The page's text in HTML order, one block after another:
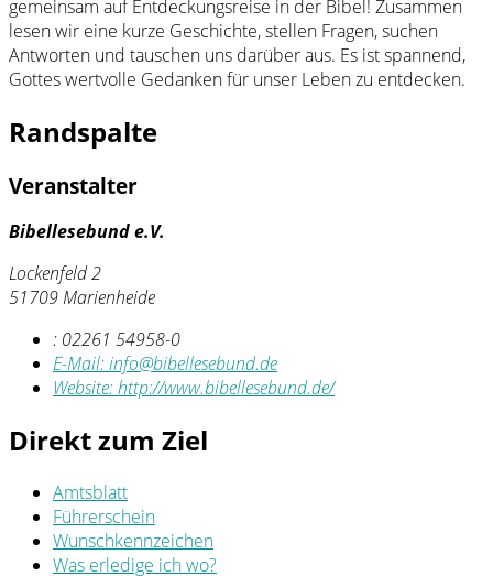
gemeinsam auf Entdeckungsreise in der Bibel! Zusammen
lesen wir eine kurze Geschichte, stellen Fragen, suchen
Antworten und tauschen uns darüber aus. Es ist spannend,
Gottes wertvolle Gedanken für unser Leben zu entdecken.
Randspalte
Veranstalter
Bibellesebund e.V.
Lockenfeld 2
51709 Marienheide
: 02261 54958-0
E-Mail:info@bibellesebund.de
Website:http://www.bibellesebund.de/
Direkt zum Ziel
Amtsblatt
Führerschein
Wunschkennzeichen
Was erledige ich wo?